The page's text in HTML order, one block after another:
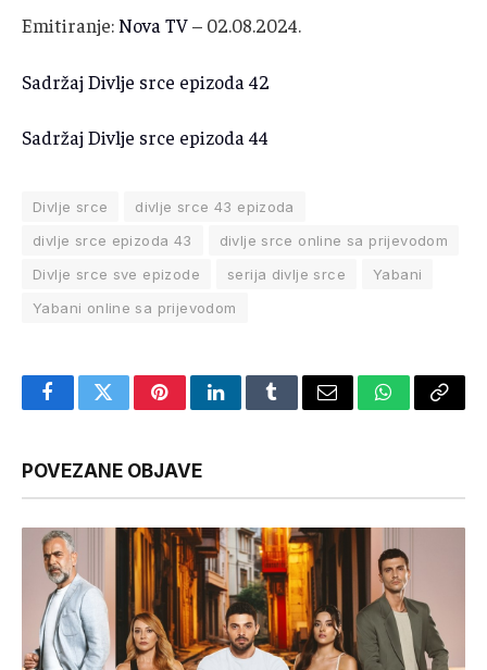
Emitiranje: Nova TV– 02.08.2024.
Sadržaj Divlje srce epizoda 42
Sadržaj Divlje srce epizoda 44
Divlje srce
divlje srce 43 epizoda
divlje srce epizoda 43
divlje srce online sa prijevodom
Divlje srce sve epizode
serija divlje srce
Yabani
Yabani online sa prijevodom
FacebookTwitterPinterestLinkedInTumblrEmail WhatsApp
Copy
POVEZANE OBJAVE